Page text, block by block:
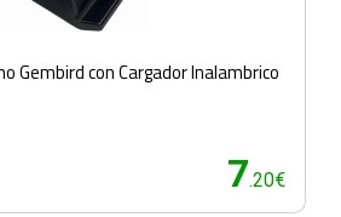
Gembird con Cargador Inalambrico
7.20€